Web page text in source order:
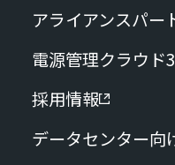
アライアンスパー
電源管理クラウド
採用情報
データセンター向